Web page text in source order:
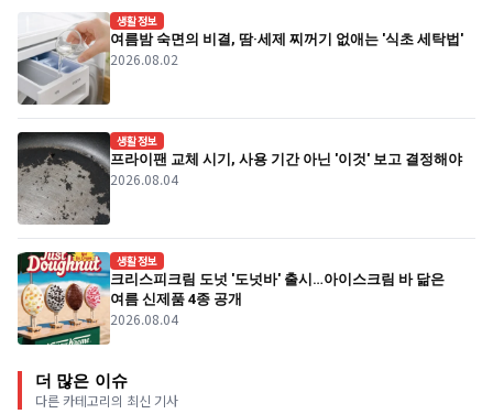
생활정보
여름밤 숙면의 비결, 땀·세제 찌꺼기 없애는 '식초 세탁법'
2026.08.02
생활정보
프라이팬 교체 시기, 사용 기간 아닌 '이것' 보고 결정해야
2026.08.04
생활정보
크리스피크림 도넛 '도넛바' 출시…아이스크림 바 닮은
여름 신제품 4종 공개
2026.08.04
더 많은 이슈
다른 카테고리의 최신 기사